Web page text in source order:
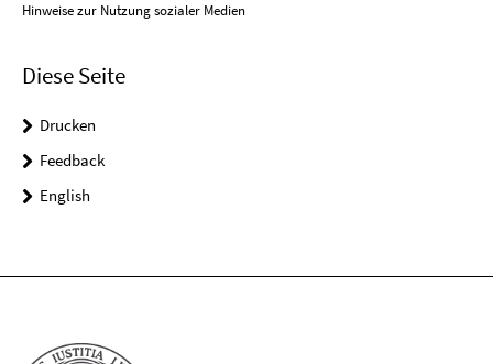
Hinweise zur Nutzung sozialer Medien
Diese Seite
Drucken
Feedback
English